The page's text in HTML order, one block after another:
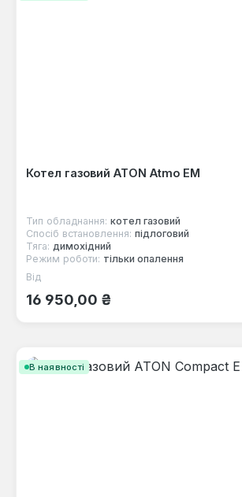
Котел газовий ATON Atmo ЕМ
Тип обладнання: котел газовий
Спосіб встановлення: підлоговий
Тяга: димохідний
Режим роботи: тільки опалення
Звичайна ціна:
Від
16 950,00 ₴
В наявності